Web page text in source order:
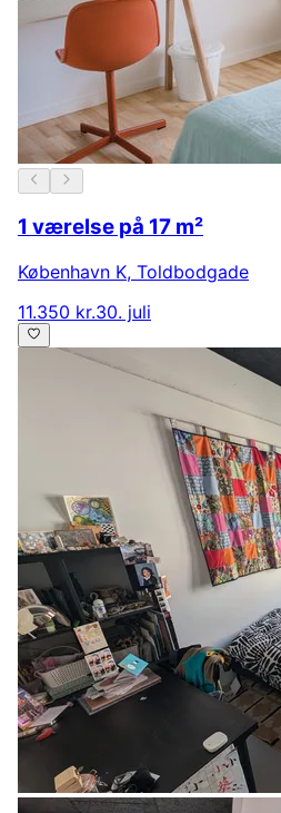
1 værelse på 17 m²
København K, Toldbodgade
11.350 kr.30. juli